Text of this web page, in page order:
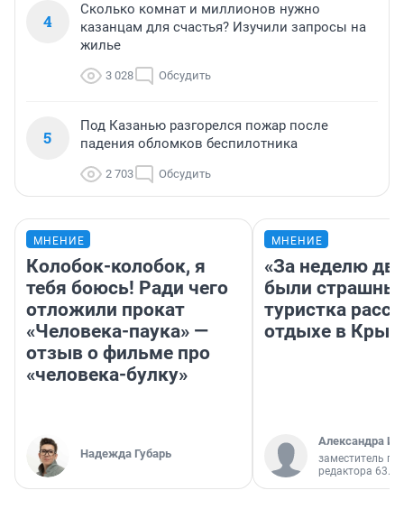
4
Сколько комнат и миллионов нужно
казанцам для счастья? Изучили запросы на
жилье
3 028 Обсудить
5
Под Казанью разгорелся пожар после
падения обломков беспилотника
2 703 Обсудить
МНЕНИЕ
Колобок-колобок, я
тебя боюсь! Ради чего
отложили прокат
«Человека-паука» —
отзыв о фильме про
«человека-булку»
Надежда Губарь
МНЕНИЕ
«За неделю
были
туристка
отдыхе в
Александра
заместитель
редактора 63.RU